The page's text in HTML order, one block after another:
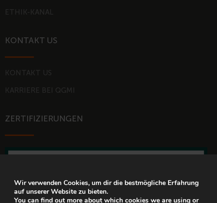
ETHIK-KANAL
KONTAKT US
KONTAKT US
KARRIERE BEI QGMI
ZERTIFIZIERUNGEN
Wir verwenden Cookies, um dir die bestmögliche Erfahrung
auf unserer Website zu bieten.
You can find out more about which cookies we are using or